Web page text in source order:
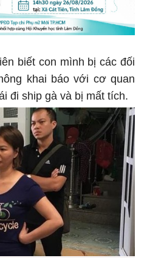
biết con mình bị các đối
khai báo với cơ quan
đi ship gà và bị mất tích.